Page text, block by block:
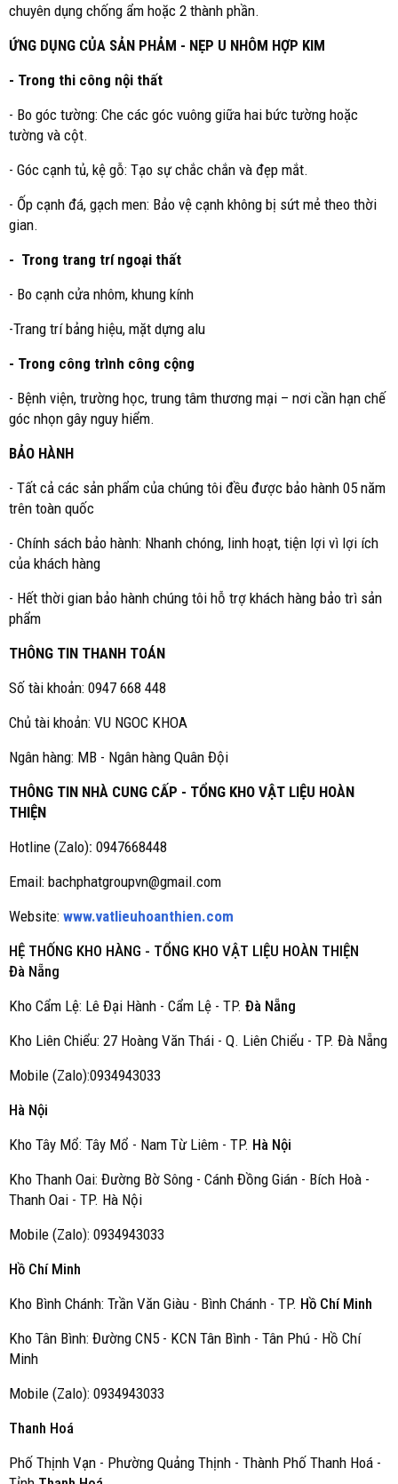
chuyên dụng chống ẩm hoặc 2 thành phần.
ỨNG DỤNG CỦA SẢN PHẢM - NẸP U NHÔM HỢP KIM
- Trong thi công nội thất
- Bo góc tường: Che các góc vuông giữa hai bức tường hoặc
tường và cột.
- Góc cạnh tủ, kệ gỗ: Tạo sự chắc chắn và đẹp mắt.
- Ốp cạnh đá, gạch men: Bảo vệ cạnh không bị sứt mẻ theo thời
gian.
- Trong trang trí ngoại thất
- Bo cạnh cửa nhôm, khung kính
-Trang trí bảng hiệu, mặt dựng alu
- Trong công trình công cộng
- Bệnh viện, trường học, trung tâm thương mại – nơi cần hạn chế
góc nhọn gây nguy hiểm.
BẢO HÀNH
- Tất cả các sản phẩm của chúng tôi đều được bảo hành 05 năm
trên toàn quốc
- Chính sách bảo hành: Nhanh chóng, linh hoạt, tiện lợi vì lợi ích
của khách hàng
- Hết thời gian bảo hành chúng tôi hỗ trợ khách hàng bảo trì sản
phẩm
THÔNG TIN THANH TOÁN
Số tài khoản: 0947 668 448
Chủ tài khoản: VU NGOC KHOA
Ngân hàng: MB - Ngân hàng Quân Đội
THÔNG TIN NHÀ CUNG CẤP - TỔNG KHO VẬT LIỆU HOÀN
THIỆN
Hotline (Zalo): 0947668448
Email: bachphatgroupvn@gmail.com
Website: www.vatlieuhoanthien.com
HỆ THỐNG KHO HÀNG - TỔNG KHO VẬT LIỆU HOÀN THIỆN
Đà Nẵng
Kho Cẩm Lệ: Lê Đại Hành - Cẩm Lệ - TP. Đà Nẵng
Kho Liên Chiểu: 27 Hoàng Văn Thái - Q. Liên Chiểu - TP. Đà Nẵng
Mobile (Zalo):0934943033
Hà Nội
Kho Tây Mổ: Tây Mổ - Nam Từ Liêm - TP. Hà Nội
Kho Thanh Oai: Đường Bờ Sông - Cánh Đồng Gián - Bích Hoà -
Thanh Oai - TP. Hà Nội
Mobile (Zalo): 0934943033
Hồ Chí Minh
Kho Bình Chánh: Trần Văn Giàu - Bình Chánh - TP. Hồ Chí Minh
Kho Tân Bình: Đường CN5 - KCN Tân Bình - Tân Phú - Hồ Chí
Minh
Mobile (Zalo): 0934943033
Thanh Hoá
Phố Thịnh Vạn - Phường Quảng Thịnh - Thành Phố Thanh Hoá -